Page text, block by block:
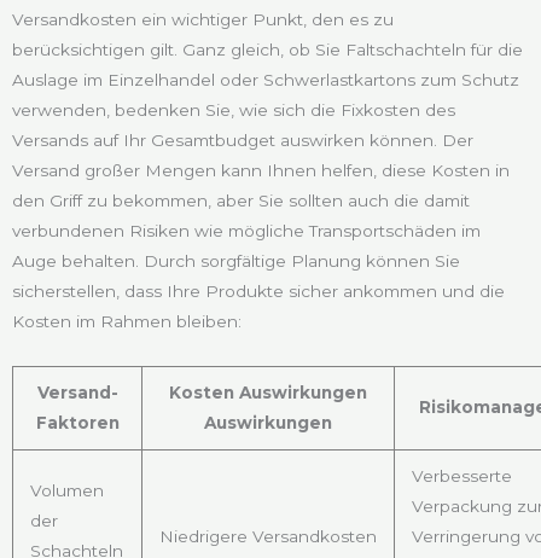
Versandkosten ein wichtiger Punkt, den es zu
berücksichtigen gilt. Ganz gleich, ob Sie Faltschachteln für die
Auslage im Einzelhandel oder Schwerlastkartons zum Schutz
verwenden, bedenken Sie, wie sich die Fixkosten des
Versands auf Ihr Gesamtbudget auswirken können. Der
Versand großer Mengen kann Ihnen helfen, diese Kosten in
den Griff zu bekommen, aber Sie sollten auch die damit
verbundenen Risiken wie mögliche Transportschäden im
Auge behalten. Durch sorgfältige Planung können Sie
sicherstellen, dass Ihre Produkte sicher ankommen und die
Kosten im Rahmen bleiben:
Versand-
Faktoren
Kosten Auswirkungen
Auswirkungen
Volumen
der
Schachteln
Niedrigere Versandkosten
Verbesserte
Verpackung
Verringerung